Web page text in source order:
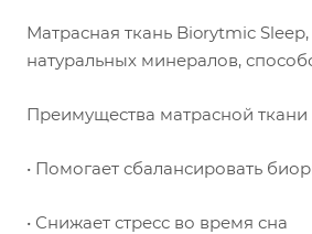
Матрасная ткань Biorytmic
натуральных минералов,
Преимущества матрасной ткани
• Помогает сбалансировать
• Снижает стресс во время сна